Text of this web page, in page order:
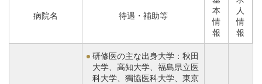
病院名 待遇・補助等
本
情
報
人
情
報
研修医の主な出身大学：秋田
大学、高知大学、福島県立医
科大学、獨協医科大学、東京